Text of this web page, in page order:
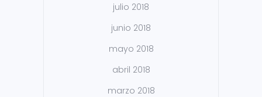
julio 2018
junio 2018
mayo 2018
abril 2018
marzo 2018